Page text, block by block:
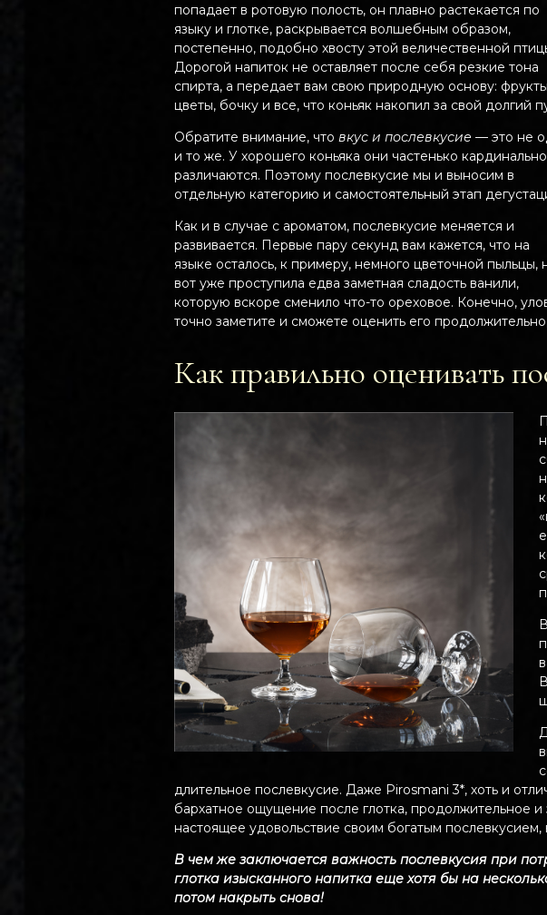
попадает в ротовую полость, он плавно растекается по
языку и глотке, раскрывается волшебным образом,
постепенно, подобно хвосту этой величественной
Дорогой напиток не оставляет после себя резкие тона
спирта, а передает вам свою природную основу:
цветы, бочку и все, что коньяк накопил за свой долгий
Обратите внимание, что вкус и послевкусие — это не
и то же. У хорошего коньяка они частенько кардинально
различаются. Поэтому послевкусие мы и выносим в
отдельную категорию и самостоятельный этап
Как и в случае с ароматом, послевкусие меняется и
развивается. Первые пару секунд вам кажется, что на
языке осталось, к примеру, немного цветочной пыльцы,
вот уже проступила едва заметная сладость ванили,
которую вскоре сменило что-то ореховое. Конечно,
точно заметите и сможете оценить его
Как правильно оценивать
длительное послевкусие. Даже Pirosmani 3*, хоть и
бархатное ощущение после глотка, продолжительное
настоящее удовольствие своим богатым
В чем же заключается важность послевкусия при
глотка изысканного напитка еще хотя бы на
потом накрыть снова!